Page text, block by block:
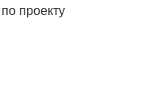
проекту